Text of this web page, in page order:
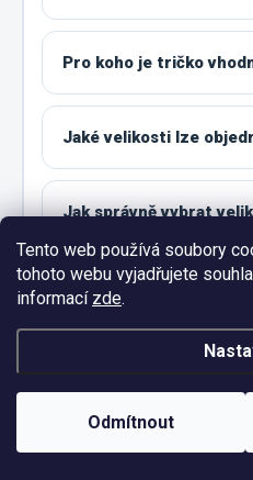
Tento web používá soubory
tohoto webu vyjadřujete
informací zde.
Odmítnout
Pro koho je tričko
Jaké velikosti lze
Jak správně vybrat
Co zvolit mezi dvěma
Jsou všechny barvy